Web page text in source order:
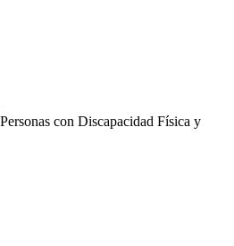
con Discapacidad Física y